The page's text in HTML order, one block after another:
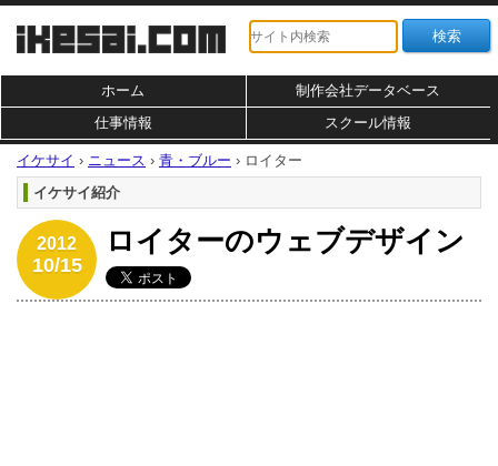
ホーム
制作会社データベース
仕事情報
スクール情報
イケサイ › ニュース › 青・ブルー › ロイター
イケサイ紹介
2012
10/15
ロイターのウェブデザイン